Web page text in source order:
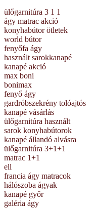
ülőgarnitúra 3 1 1
ágy matrac akció
konyhabútor ötletek
world bútor
fenyőfa ágy
használt sarokkanapé
kanapé akció
max boni
bonimax
fenyő ágy
gardróbszekrény tolóajtós
kanapé vásárlás
ülőgarnitúra használt
sarok konyhabútorok
kanapé állandó alvásra
ülőgarnitúra 3+1+1
matrac 1+1
ell
francia ágy matracok
hálószoba ágyak
kanapé győr
galéria ágy